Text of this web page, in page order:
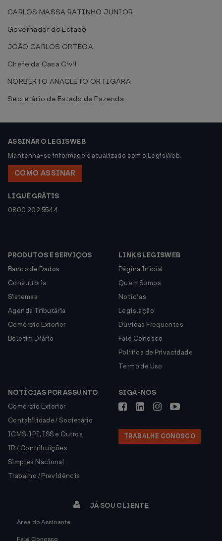
CARLOS MASSA RATINHO JUNIOR
Governador do Estado
JOÃO CARLOS ORTEGA
Chefe da Casa Civil
NORBERTO ANACLETO ORTIGARA
Secretário de Estado da Fazenda
ASSINAR O LEGISWEB
Mantenha-se informado e atualizado com o LegisWeb.
COMO ASSINAR
LIGUE GRÁTIS
0800 202 5544
PRODUTOS E SERVIÇOS
Banco de Dados
Consultoria
Sistemas
Agenda Tributária
Comércio Exterior
Boletim Diário
LINKS LEGISWEB
Página Inicial
Quem Somos
Notícias
Legislação
Dúvidas Frequentes
Fale Conosco
Política de Privacidade
Termo de Uso
NOTÍCIAS POR ASSUNTO
Comércio Exterior
Contabilidade / Societário
ICMS, IPI, ISS e Outros
IR / Contribuições
Simples Nacional
Trabalho / Previdência
SIGA-NOS
TRABALHE CONOSCO
JÁ SOU CLIENTE
Área do Assinante
Fale Conosco